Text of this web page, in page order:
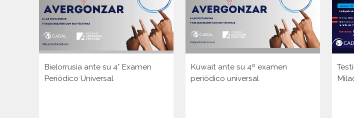
Bielorrusia ante su 4° Examen
Periódico Universal
Kuwait ante su 4º examen
periódico universal